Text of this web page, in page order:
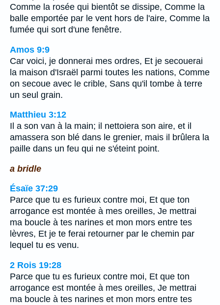
Comme la rosée qui bientôt se dissipe, Comme la
balle emportée par le vent hors de l'aire, Comme la
fumée qui sort d'une fenêtre.
Amos 9:9
Car voici, je donnerai mes ordres, Et je secouerai
la maison d'Israël parmi toutes les nations, Comme
on secoue avec le crible, Sans qu'il tombe à terre
un seul grain.
Matthieu 3:12
Il a son van à la main; il nettoiera son aire, et il
amassera son blé dans le grenier, mais il brûlera la
paille dans un feu qui ne s'éteint point.
a bridle
Ésaïe 37:29
Parce que tu es furieux contre moi, Et que ton
arrogance est montée à mes oreilles, Je mettrai
ma boucle à tes narines et mon mors entre tes
lèvres, Et je te ferai retourner par le chemin par
lequel tu es venu.
2 Rois 19:28
Parce que tu es furieux contre moi, Et que ton
arrogance est montée à mes oreilles, Je mettrai
ma boucle à tes narines et mon mors entre tes